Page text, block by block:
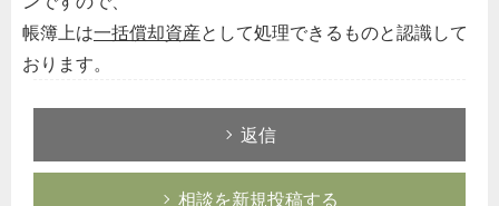
帳簿上は一括償却資産として処理できるものと認識して
おります。
返信
相談を新規投稿する